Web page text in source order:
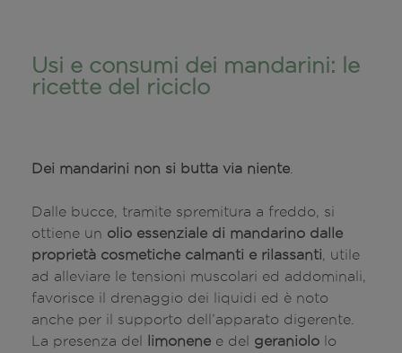
Usi e consumi dei mandarini: le
ricette del riciclo
Dei mandarini non si butta via niente
Dalle bucce, tramite spremitura a freddo, si
ottiene un olio essenziale di mandarino dalle
proprietà cosmetiche calmanti e rilassanti , utile
ad alleviare le tensioni muscolari ed addominali,
favorisce il drenaggio dei liquidi ed è noto
anche per il supporto dell’apparato digerente.
La presenza del
limonene e del geraniolo lo